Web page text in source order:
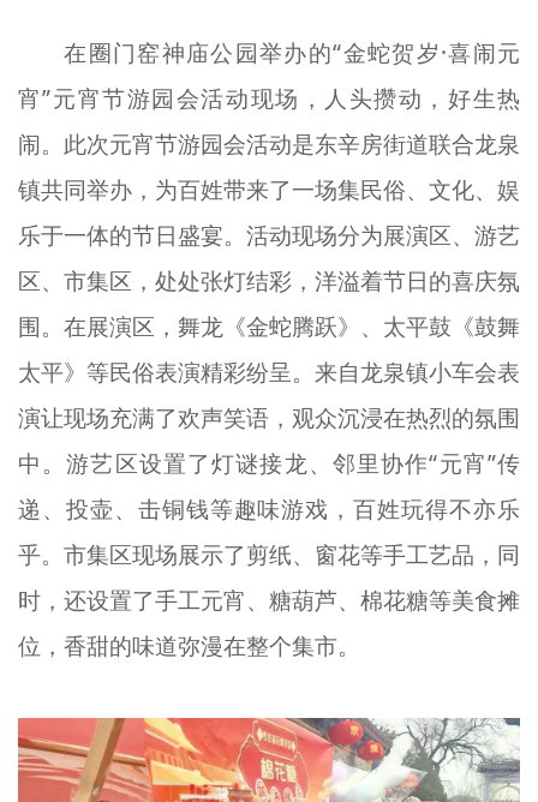
宣传思想文化人才
专题
资料库
+
在圈门窑神庙公园举办的“金蛇贺岁·喜闹元
宵”元宵节游园会活动现场，人头攒动，好生热
闹。此次元宵节游园会活动是东辛房街道联合龙泉
镇共同举办，为百姓带来了一场集民俗、文化、娱
乐于一体的节日盛宴。活动现场分为展演区、游艺
区、市集区，处处张灯结彩，洋溢着节日的喜庆氛
围。在展演区，舞龙《金蛇腾跃》、太平鼓《鼓舞
太平》等民俗表演精彩纷呈。来自龙泉镇小车会表
演让现场充满了欢声笑语，观众沉浸在热烈的氛围
中。游艺区设置了灯谜接龙、邻里协作“元宵”传
递、投壶、击铜钱等趣味游戏，百姓玩得不亦乐
乎。市集区现场展示了剪纸、窗花等手工艺品，同
时，还设置了手工元宵、糖葫芦、棉花糖等美食摊
位，香甜的味道弥漫在整个集市。